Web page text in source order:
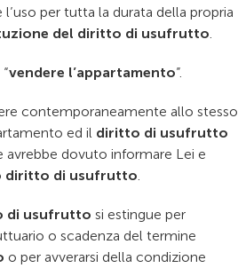
per tutta la durata della propria
del diritto di usufrutto.
vendere l’appartamento”.
contemporaneamente allo stesso
ed il diritto di usufrutto
avrebbe dovuto informare Lei e
diritto di usufrutto.
di usufrutto si estingue per
o scadenza del termine
o per avverarsi della condizione